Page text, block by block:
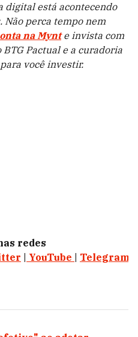
digital está acontecendo
Não perca tempo nem
na Mynte invista com
Pactual e a curadoria
você investir.
redes
YouTube Telegram